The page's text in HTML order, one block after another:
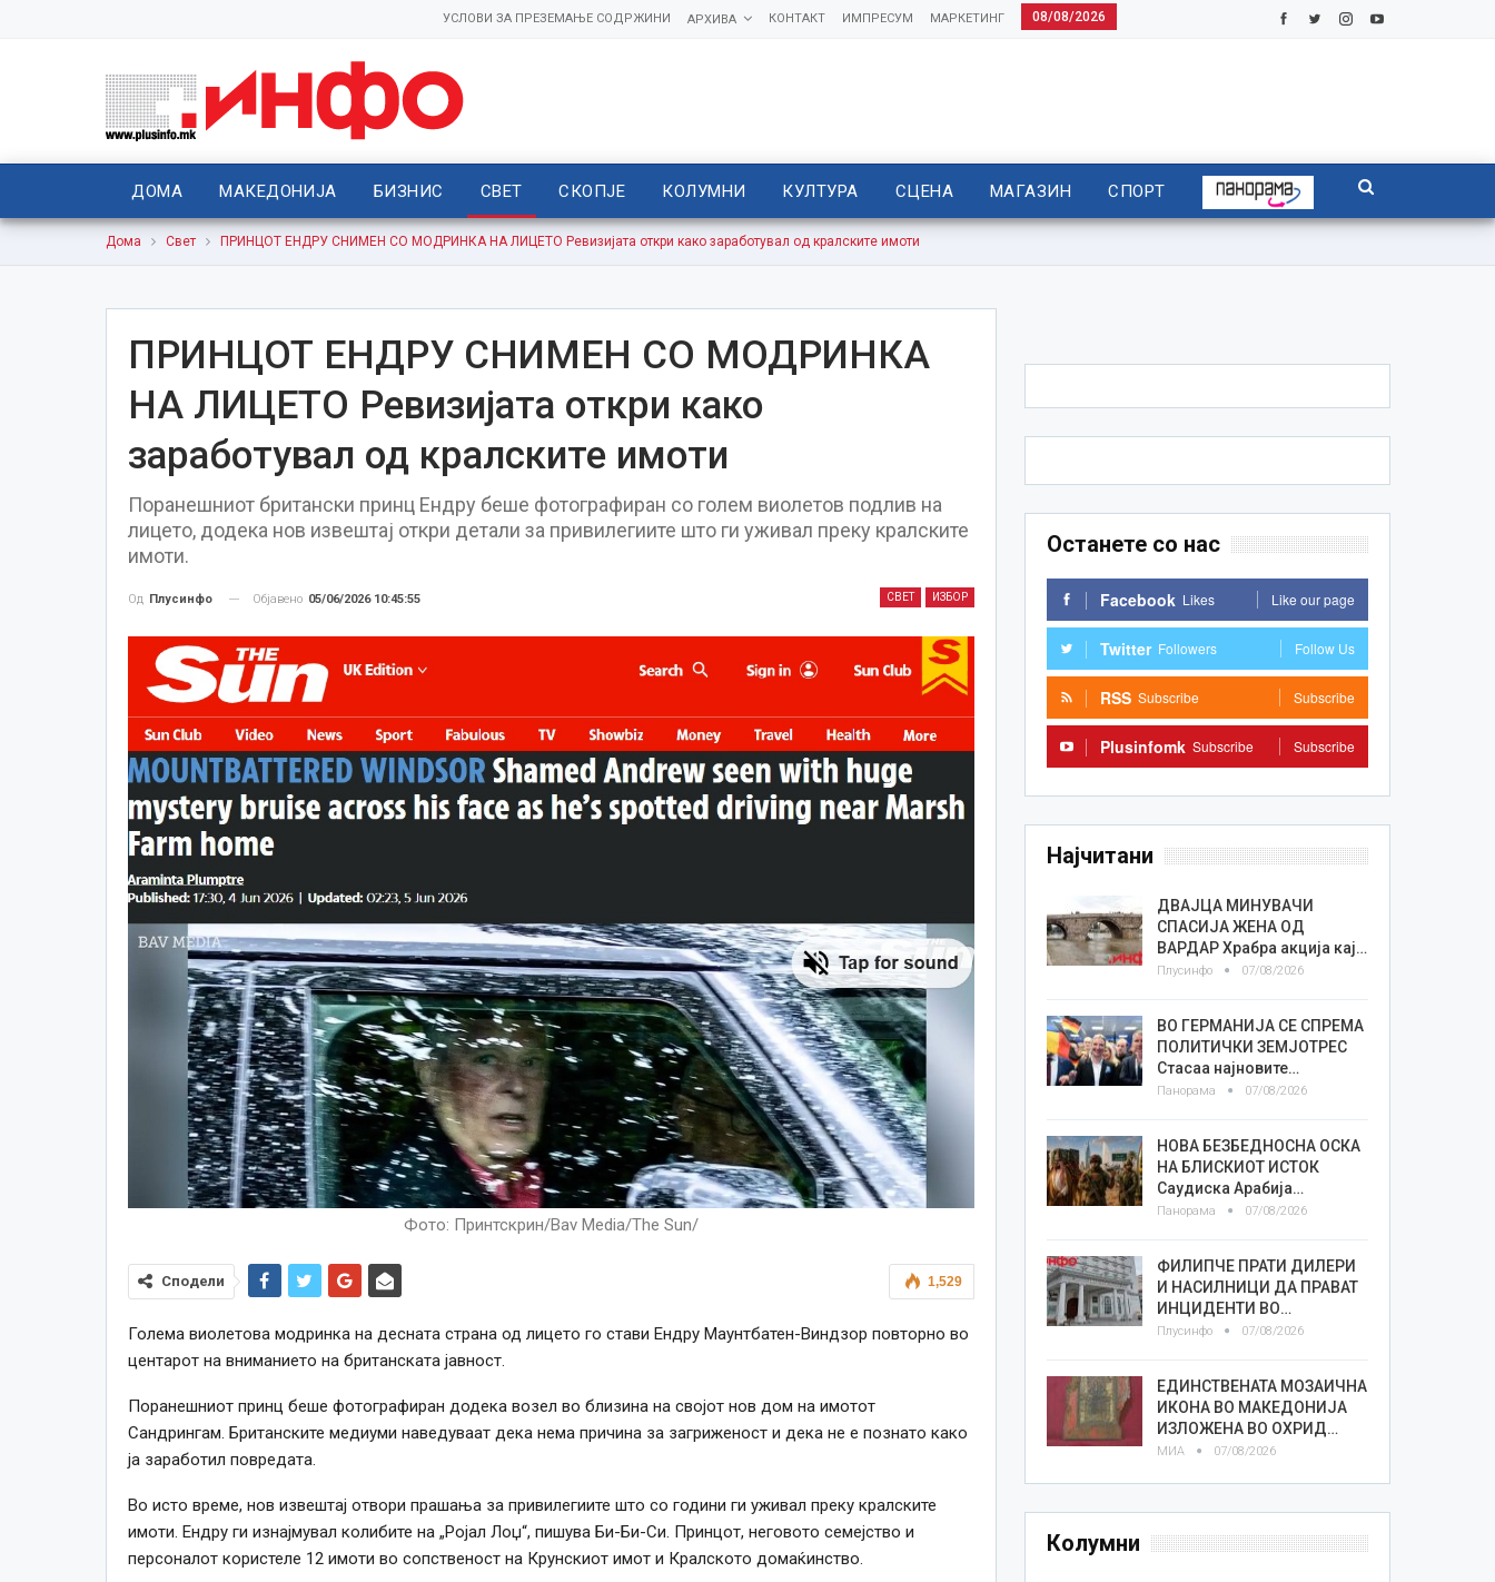
08/08/2026
МАРКЕТИНГ
ИМПРЕСУМ
КОНТАКТ
АРХИВА
УСЛОВИ ЗА ПРЕЗЕМАЊЕ СОДРЖИНИ
ДОМА МАКЕДОНИЈА БИЗНИС СВЕТ СКОПЈЕ КОЛУМНИ КУЛТУРА СЦЕНА МАГАЗИН СПОРТ
Дома Свет ПРИНЦОТ ЕНДРУ СНИМЕН СО МОДРИНКА НА ЛИЦЕТО Ревизијата откри како заработувал од кралските имоти
ПРИНЦОТ ЕНДРУ СНИМЕН СО МОДРИНКА
НА ЛИЦЕТО Ревизијата откри како
заработувал од кралските имоти
Поранешниот британски принц Ендру беше фотографиран со голем виолетов подлив на
лицето, додека нов извештај откри детали за привилегиите што ги уживал преку кралските
имоти.
СВЕТ ИЗБОР
Од Плусинфо Објавено 05/06/2026 10:45:55
Фото: Принтскрин/Bav Media/The Sun/
1,529
Сподели
Голема виолетова модринка на десната страна од лицето го стави Ендру Маунтбатен-Виндзор повторно во
центарот на вниманието на британската јавност.
Поранешниот принц беше фотографиран додека возел во близина на својот нов дом на имотот
Сандрингам. Британските медиуми наведуваат дека нема причина за загриженост и дека не е познато како
ја заработил повредата.
Во исто време, нов извештај отвори прашања за привилегиите што со години ги уживал преку кралските
имоти. Ендру ги изнајмувал колибите на „Ројал Лоџ“, пишува Би-Би-Си. Принцот, неговото семејство и
персоналот користеле 12 имоти во сопственост на Крунскиот имот и Кралското домаќинство.
Останете со нас
Facebook Likes Like our page
Twitter Followers Follow Us
RSS Subscribe Subscribe
Plusinfomk Subscribe Subscribe
Најчитани
ДВАЈЦА МИНУВАЧИ
СПАСИЈА ЖЕНА ОД
ВАРДАР Храбра акција кај…
Плусинфо 07/08/2026
ВО ГЕРМАНИЈА СЕ СПРЕМА
ПОЛИТИЧКИ ЗЕМЈОТРЕС
Стасаа најновите…
Панорама 07/08/2026
НОВА БЕЗБЕДНОСНА ОСКА
НА БЛИСКИОТ ИСТОК
Саудиска Арабија…
Панорама 07/08/2026
ФИЛИПЧЕ ПРАТИ ДИЛЕРИ
И НАСИЛНИЦИ ДА ПРАВАТ
ИНЦИДЕНТИ ВО…
Плусинфо 07/08/2026
ЕДИНСТВЕНАТА МОЗАИЧНА
ИКОНА ВО МАКЕДОНИЈА
ИЗЛОЖЕНА ВО ОХРИД…
МИА 07/08/2026
Колумни